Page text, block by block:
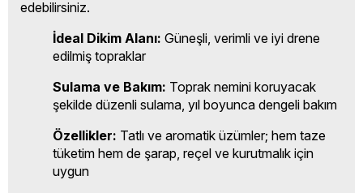
edebilirsiniz.
İdeal Dikim Alanı: Güneşli, verimli ve iyi drene
edilmiş topraklar
Sulama ve Bakım: Toprak nemini koruyacak
şekilde düzenli sulama, yıl boyunca dengeli bakım
Özellikler: Tatlı ve aromatik üzümler; hem taze
tüketim hem de şarap, reçel ve kurutmalık için
uygun